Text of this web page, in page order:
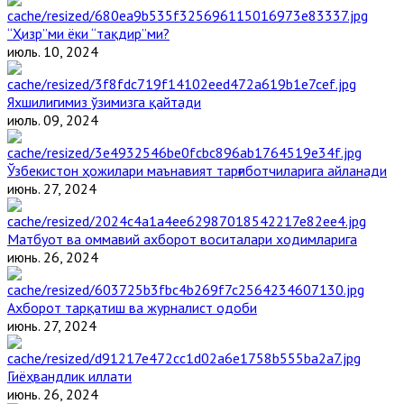
“Ҳизр”ми ёки “тақдир”ми?
июль. 10, 2024
Яхшилигимиз ўзимизга қайтади
июль. 09, 2024
Ўзбекистон ҳожилари маънавият тарғиботчиларига айланади
июнь. 27, 2024
Матбуот ва оммавий ахборот воситалари ходимларига
июнь. 26, 2024
Ахборот тарқатиш ва журналист одоби
июнь. 27, 2024
Гиёҳвандлик иллати
июнь. 26, 2024